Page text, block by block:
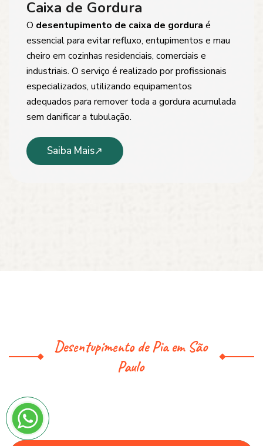
Caixa de Gordura
O desentupimento de caixa de gordura é
essencial para evitar refluxo, entupimentos e mau
cheiro em cozinhas residenciais, comerciais e
industriais. O serviço é realizado por profissionais
especializados, utilizando equipamentos
adequados para remover toda a gordura acumulada
sem danificar a tubulação.
Saiba Mais
Desentupimento de Pia em São
Paulo